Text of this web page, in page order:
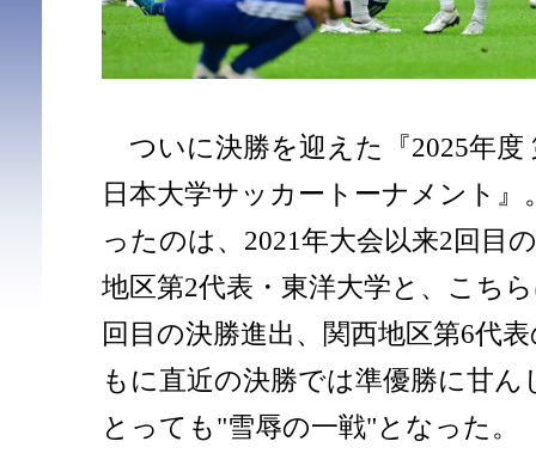
ついに決勝を迎えた『2025年度
日本大学サッカートーナメント』
ったのは、2021年大会以来2回目
地区第2代表・東洋大学と、こち
回目の決勝進出、関西地区第6代
もに直近の決勝では準優勝に甘
とっても"雪辱の一戦"となった。